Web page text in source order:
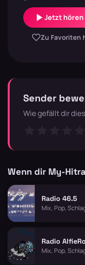
Jetzt hören
Zu Favoriten
Sender
Wie gefällt dir
Wenn dir My-
Radio 46.5
Mix, Pop,
Radio
Mix, Pop,